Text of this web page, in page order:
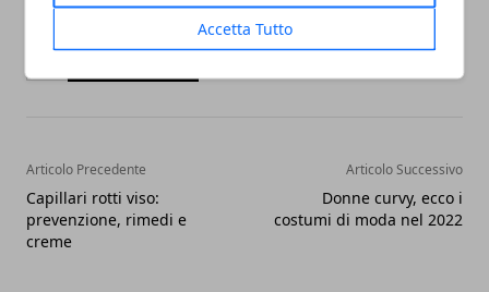
Accetta Tutto
Facebook
TwitterWhatsapp
Articolo Precedente
Capillari rotti viso:
prevenzione, rimedi e
creme
Articolo Successivo
Donne curvy, ecco i
costumi di moda nel 2022